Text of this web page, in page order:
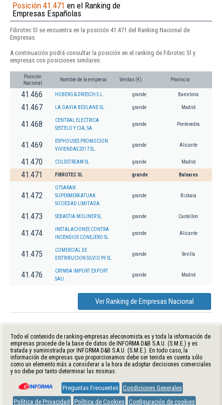
Posición 41.471 en el Ranking de
Empresas Españolas
Fibrotec Sl se encuentra en la posición 41.471 del Ranking Nacional de
Empresas.
A continuación podrá consultar la posición en el ranking de Fibrotec Sl y
empresas con posiciones similares:
Posición
Nacional
Nombre de la empresa Ventas (€) Provincia
41.466 HOBERG & DRIESCH S.L. grande Barcelona
41.467 LA GAVIA BEDLAND SL. grande Madrid
41.468
CENTRAL ELECTRICA
SESTELO Y CIA, SA
grande Pontevedra
41.469
ESPHOUSES PROMOCION
VIVIENDAS 2017 SL.
grande Alicante
41.470 COLDSTREAM SL grande Madrid
41.471 FIBROTEC SL grande Baleares
41.472
OTSARAN
SUPERMERKATUAK
SOCIEDAD LIMITADA.
grande Bizkaia
41.473 SEBASTIA MOLINER SL grande Castellon
41.474
INSTALACIONES CONTRA
INCENDIOS CONEJERO SL
grande Alicante
41.475
COMERCIAL DE
DISTRIBUCION SILVIO 99 SL
grande Sevilla
41.476
CRYMSA IMPORT EXPORT
SAU.
grande Madrid
Ver Ranking de Empresas Nacional
Todo el contenido de ranking-empresas.eleconomista.es y toda la información de
empresas procede de la base de datos de INFORMA D&B S.A.U. (S.M.E.) y es
tratada y suministrada por INFORMA D&B S.A.U. (S.M.E.). En todo caso, la
información de empresas que proporcionamos debe ser tenida en cuenta sólo
como un elemento más a considerar a la hora de adoptar decisiones comerciales
y no debe por tanto determinar las mismas.
Preguntas Frecuentes Condiciones Generales
Política de Privacidad
Política de Cookies Configuración de cookies